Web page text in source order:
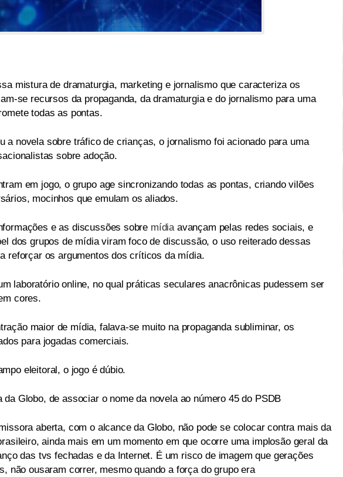
mistura de dramaturgia, marketing e jornalismo que caracteriza os
se recursos da propaganda, da dramaturgia e do jornalismo para uma
todas as pontas.
a novela sobre tráfico de crianças, o jornalismo foi acionado para uma
sobre adoção.
em jogo, o grupo age sincronizando todas as pontas, criando vilões
mocinhos que emulam os aliados.
e as discussões sobre mídiaavançam pelas redes sociais, e
dos grupos de mídia viram foco de discussão, o uso reiterado dessas
reforçar os argumentos dos críticos da mídia.
laboratório online, no qual práticas seculares anacrônicas pudessem ser
cores.
maior de mídia, falava-se muito na propaganda subliminar, os
para jogadas comerciais.
eleitoral, o jogo é dúbio.
da Globo, de associar o nome da novela ao número 45 do PSDB
aberta, com o alcance da Globo, não pode se colocar contra mais da
ainda mais em um momento em que ocorre uma implosão geral da
das tvs fechadas e da Internet. É um risco de imagem que gerações
não ousaram correr, mesmo quando a força do grupo era